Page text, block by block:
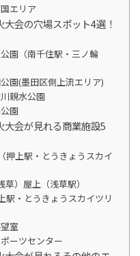
エリア
会の穴場スポット4選！
園（南千住駅・三ノ輪
園(墨田区側上流エリア)
親水公園
園
大会が見れる商業施設5
上駅・とうきょうスカイ
）屋上（浅草駅）
・とうきょうスカイツリ
室
ーツセンター